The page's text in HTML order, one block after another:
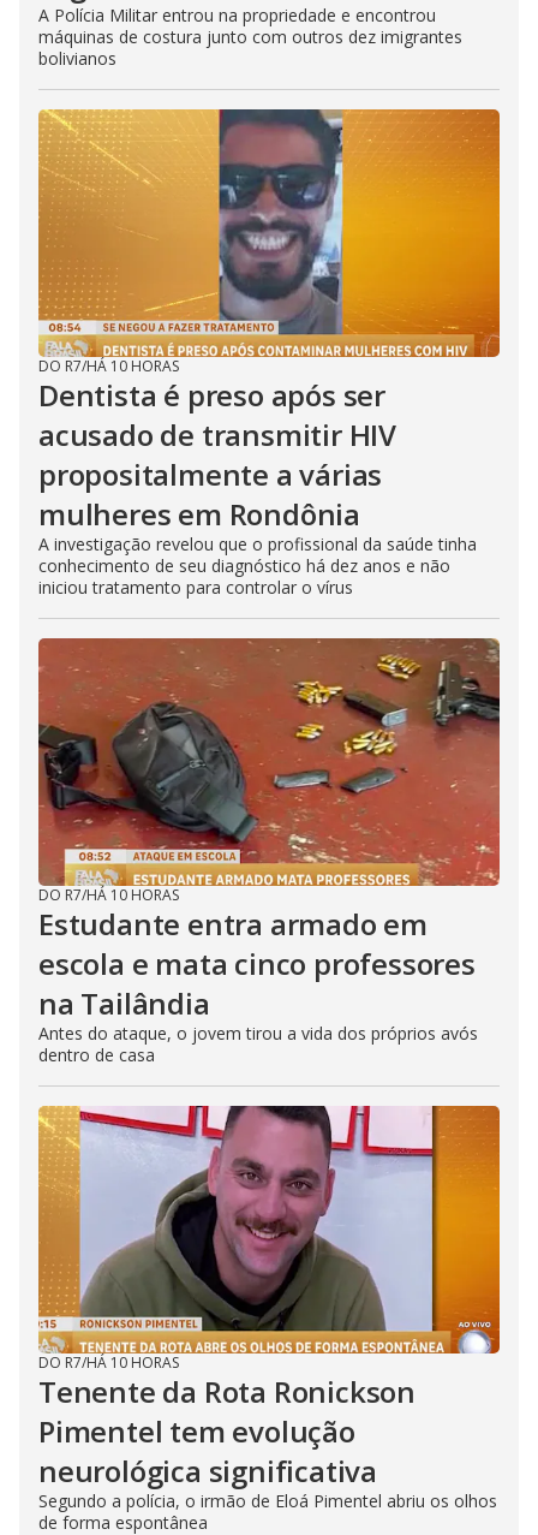
A Polícia Militar entrou na propriedade e encontrou
máquinas de costura junto com outros dez imigrantes
bolivianos
DO R7/HÁ 10 HORAS
Dentista é preso após ser
acusado de transmitir HIV
propositalmente a várias
mulheres em Rondônia
A investigação revelou que o profissional da saúde tinha
conhecimento de seu diagnóstico há dez anos e não
iniciou tratamento para controlar o vírus
DO R7/HÁ 10 HORAS
Estudante entra armado em
escola e mata cinco professores
na Tailândia
Antes do ataque, o jovem tirou a vida dos próprios avós
dentro de casa
DO R7/HÁ 10 HORAS
Tenente da Rota Ronickson
Pimentel tem evolução
neurológica significativa
Segundo a polícia, o irmão de Eloá Pimentel abriu os olhos
de forma espontânea